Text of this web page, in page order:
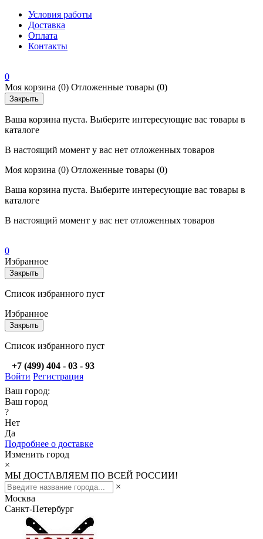
Условия работы
Доставка
Оплата
Контакты
0
Моя корзина (0) Отложенные товары (0)
Закрыть
Ваша корзина пуста. Выберите интересующие вас товары в
каталоге
В настоящий момент у вас нет отложенных товаров
Моя корзина (0) Отложенные товары (0)
Ваша корзина пуста. Выберите интересующие вас товары в
каталоге
В настоящий момент у вас нет отложенных товаров
0
Избранное
Закрыть
Список избранного пуст
Избранное
Закрыть
Список избранного пуст
+7 (499) 404 - 03 - 93
Войти Регистрация
Ваш город:
Ваш город
?
Нет
Да
Подробнее о доставке
Изменить город
×
МЫ ДОСТАВЛЯЕМ ПО ВСЕЙ РОССИИ!
×
Москва
Санкт-Петербург